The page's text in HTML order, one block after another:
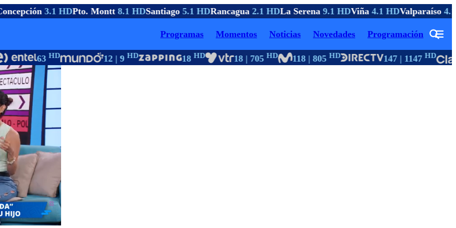
3.1 HDPto. Montt8.1 HDSantiago5.1 HDRancagua2.1 HDLa Serena9.1 HDViña4.1 HDValparaíso4.1
Programas Momentos Noticias Novedades Programación
63HD 12 | 9HD 18HD 18 | 705HD 118 | 805HD 147 | 1147HD